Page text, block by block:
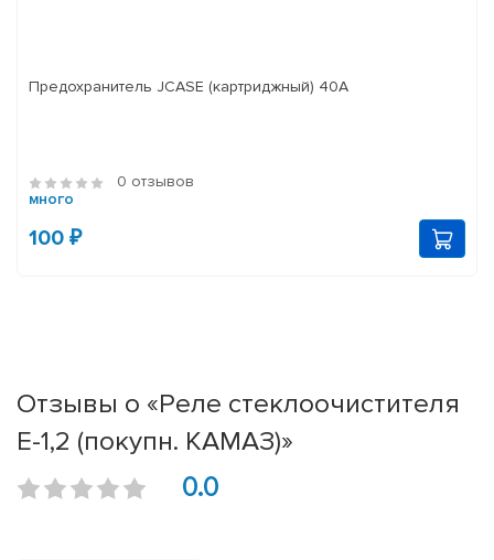
Предохранитель JCASE (картриджный) 40A
0 отзывов
много
100 ₽
Отзывы о «Реле стеклоочистителя
Е-1,2 (покупн. КАМАЗ)»
0.0